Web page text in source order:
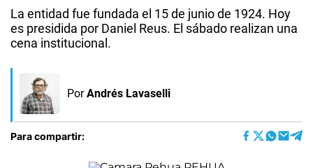
La entidad fue fundada el 15 de junio de 1924. Hoy
es presidida por Daniel Reus. El sábado realizan una
cena institucional.
Por Andrés Lavaselli
Para compartir: